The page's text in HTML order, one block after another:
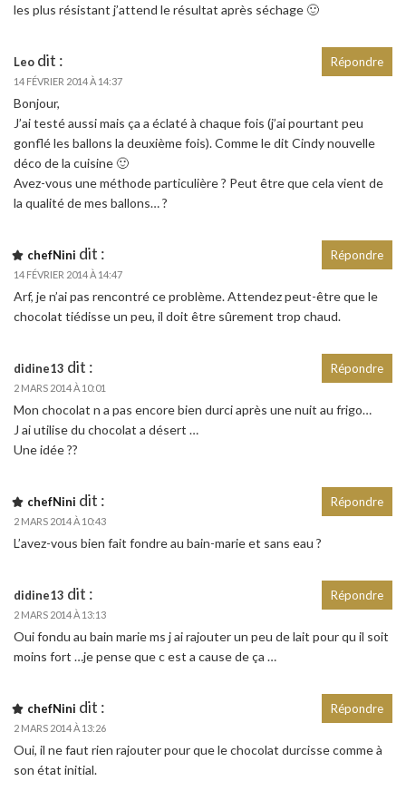
les plus résistant j’attend le résultat après séchage 🙂
Leo dit :
14 FÉVRIER 2014 À 14:37
Bonjour,
J’ai testé aussi mais ça a éclaté à chaque fois (j’ai pourtant peu
gonflé les ballons la deuxième fois). Comme le dit Cindy nouvelle
déco de la cuisine 🙂
Avez-vous une méthode particulière ? Peut être que cela vient de
la qualité de mes ballons… ?
Répondre
chefNini dit :
14 FÉVRIER 2014 À 14:47
Arf, je n’ai pas rencontré ce problème. Attendez peut-être que le
chocolat tiédisse un peu, il doit être sûrement trop chaud.
Répondre
didine13 dit :
2 MARS 2014 À 10:01
Mon chocolat n a pas encore bien durci après une nuit au frigo…
J ai utilise du chocolat a désert …
Une idée ??
Répondre
chefNini dit :
2 MARS 2014 À 10:43
L’avez-vous bien fait fondre au bain-marie et sans eau ?
Répondre
didine13 dit :
2 MARS 2014 À 13:13
Oui fondu au bain marie ms j ai rajouter un peu de lait pour qu il soit
moins fort …je pense que c est a cause de ça …
Répondre
chefNini dit :
2 MARS 2014 À 13:26
Oui, il ne faut rien rajouter pour que le chocolat durcisse comme à
son état initial.
Répondre